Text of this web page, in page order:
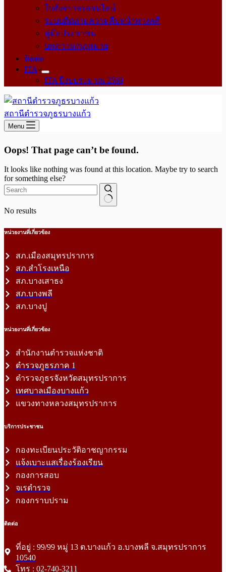
ใบสั่งจราจรออนไลน์
ระบบติดตามความคืบหน้าทางคดี
คู่มือประชาชน
บทความ/กฎหมาย
ติดต่อ
ITA
ITA ปีงบประมาณ 2569
สถานีตำรวจภูธรบางแก้ว
Menu
Oops! That page can’t be found.
It looks like nothing was found at this location. Maybe try to search
for something else?
No results
หน่วยงานที่เกี่ยวข้อง
สภ.เมืองสมุทรปราการ
สภ.สำโรงเหนือ
สภ.บางเสาธง
สภ.บางพลี
สภ.บางปู
หน่วยงานที่เกี่ยวข้อง
สำนักงานตำรวจแห่งชาติ
ตำรวจภูธรภาค 1
ตำรวจภูธรจังหวัดสมุทรปราการ
เทศบาลเมืองบางแก้ว
แขวงทางหลวงสมุทรปราการ
บริการประชาชน
กองทะเบียนประวัติอาชญากรรม
แจ้งเบาะแสเรื่องร้องเรียน
กองการสอบ
จเรตำรวจ
กองกราบปราม
ติดต่อ
ที่อยู่ : 99/99 หมู่ 13 ต.บางแก้ว อ.บางพลี จ.สมุทรปราการ
10540
โทร : 02-740-3211